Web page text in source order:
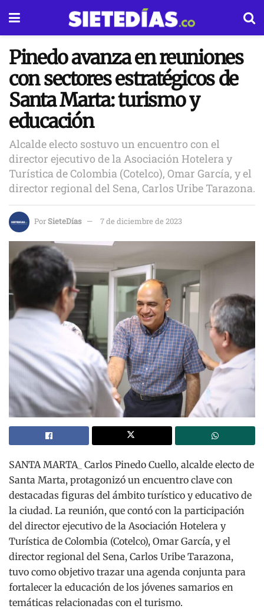
Pinedo avanza en reuniones
con sectores estratégicos de
Santa Marta: turismo y
educación
Alcalde electo sostuvo un encuentro con el
director ejecutivo de la Asociación Hotelera y
Turística de Colombia (Cotelco), Omar García, y el
director regional del Sena, Carlos Uribe Tarazona.
PorSieteDías 7 de diciembre de 2023
SANTA MARTA_ Carlos Pinedo Cuello, alcalde electo de
Santa Marta, protagonizó un encuentro clave con
destacadas figuras del ámbito turístico y educativo de
la ciudad. La reunión, que contó con la participación
del director ejecutivo de la Asociación Hotelera y
Turística de Colombia (Cotelco), Omar García, y el
director regional del Sena, Carlos Uribe Tarazona,
tuvo como objetivo trazar una agenda conjunta para
fortalecer la educación de los jóvenes samarios en
temáticas relacionadas con el turismo.